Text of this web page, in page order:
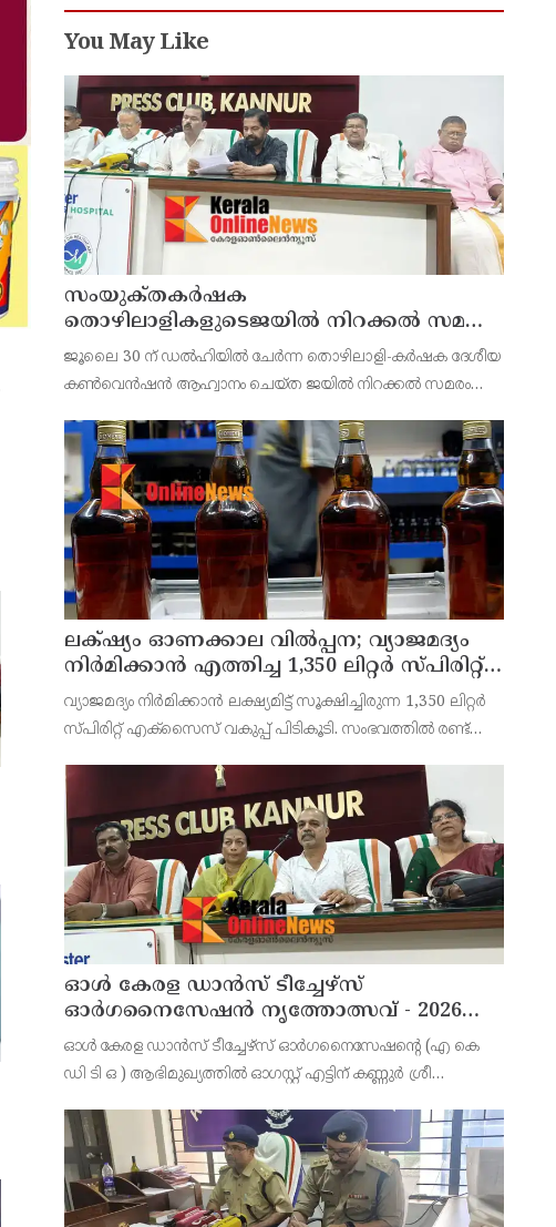
You May Like
സംയുക്‌തകർഷക
തൊഴിലാളികളുടെജയിൽ നിറക്കൽ സമരം
ഓഗസ്ത് 10 ന്
ജൂലൈ 30 ന് ഡൽഹിയിൽ ചേർന്ന തൊഴിലാളി-കർഷക ദേശീയ
കൺവെൻഷൻ ആഹ്വാനം ചെയ്ത ജയിൽ നിറക്കൽ സമരം
തൊഴിലാളി സംഘടനകളുടെ സംയുക്ത ജില്ലാ സമിതി
തീരുമാനിച്ചു.ഇതിന്റെ ഭാഗമായ
ലക്‌ഷ്യം ഓണക്കാല വിൽപ്പന; വ്യാജമദ്യം
നിർമിക്കാൻ എത്തിച്ച 1,350 ലിറ്റർ സ്പിരിറ്റ്
പിടികൂടി; രണ്ട് പേർ അറസ്റ്റിൽ
വ്യാജമദ്യം നിർമിക്കാൻ ലക്ഷ്യമിട്ട് സൂക്ഷിച്ചിരുന്ന 1,350 ലിറ്റർ
സ്പിരിറ്റ് എക്സൈസ് വകുപ്പ് പിടികൂടി. സംഭവത്തിൽ രണ്ട്
അങ്കമാലിയിലെ കോട്ടക്കുളങ്ങരയിലെ ഹോളോബ്രിക
ഓൾ കേരള ഡാൻസ് ടീച്ചേഴ്സ്
ഓർഗനൈസേഷൻ നൃത്തോത്സവ് - 2026
എട്ടിന് കണ്ണൂരിൽ
ഓൾ കേരള ഡാൻസ് ടീച്ചേഴ്സ് ഓർഗനൈസേഷൻ്റെ (എ കെ
ഡി ടി ഒ ) ആഭിമുഖ്യത്തിൽ ഓഗസ്റ്റ് എട്ടിന് കണ്ണുർ ശ്രീ
നടത്തുമെന്ന് സംഘാടകർ കണ്ണൂർ പ്രസ് ക്ളബ്ബിൽ വാർത്താ
സമ